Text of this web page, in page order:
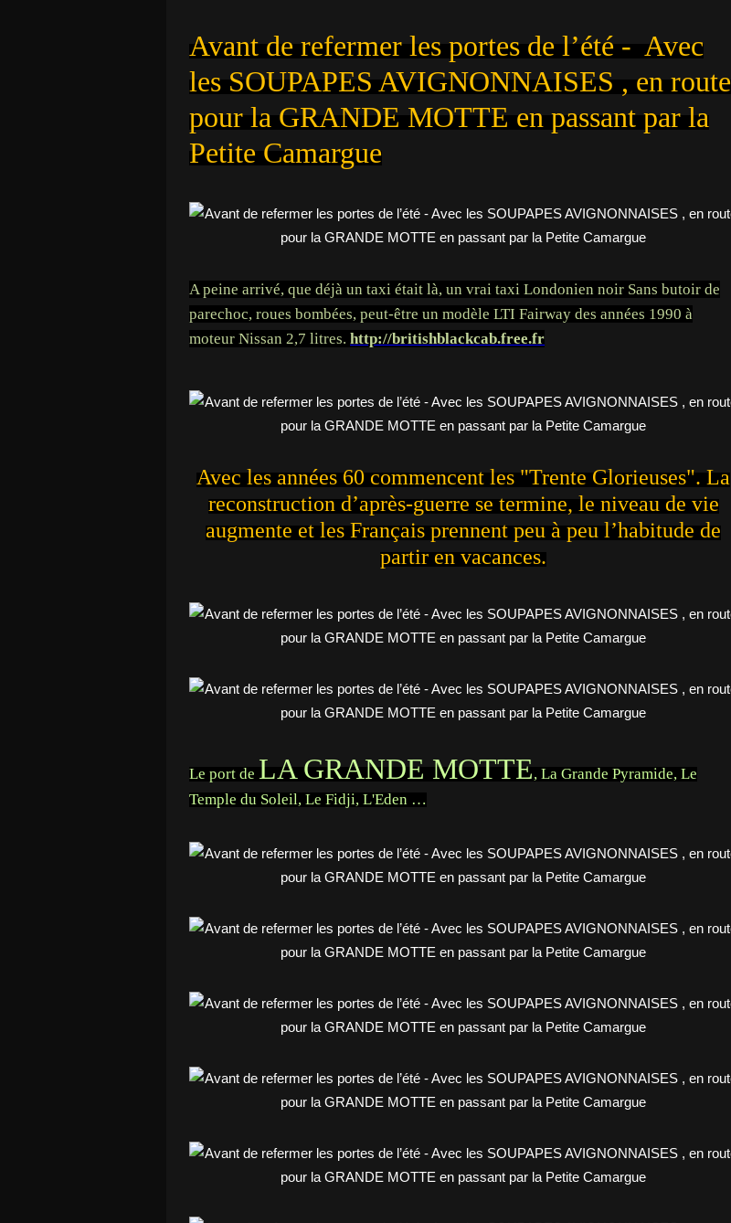
Avant de refermer les portes de l’été - Avec
les SOUPAPES AVIGNONNAISES , en route
pour la GRANDE MOTTE en passant par la
Petite Camargue
A peine arrivé, que déjà un taxi était là, un vrai taxi Londonien noir Sans butoir de
parechoc, roues bombées, peut-être un modèle LTI Fairway des années 1990 à
moteur Nissan 2,7 litres. http://britishblackcab.free.fr
Avec les années 60 commencent les "Trente Glorieuses". La
reconstruction d’après-guerre se termine, le niveau de vie
augmente et les Français prennent peu à peu l’habitude de
partir en vacances.
Le port de LA GRANDE MOTTE, La Grande Pyramide, Le
Temple du Soleil, Le Fidji, L'Eden …